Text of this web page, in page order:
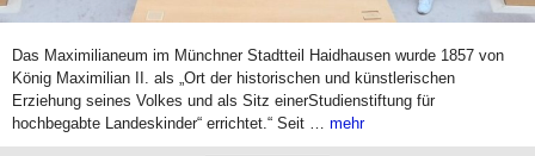
Das Maximilianeum im Münchner Stadtteil Haidhausen wurde 1857 von
König Maximilian II. als „Ort der historischen und künstlerischen
Erziehung seines Volkes und als Sitz einerStudienstiftung für
hochbegabte Landeskinder“ errichtet.“ Seit … mehr